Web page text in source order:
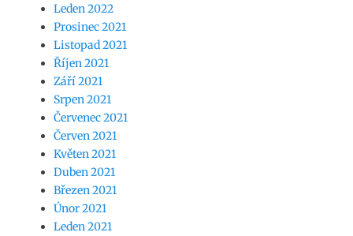
Leden 2022
Prosinec 2021
Listopad 2021
Říjen 2021
Září 2021
Srpen 2021
Červenec 2021
Červen 2021
Květen 2021
Duben 2021
Březen 2021
Únor 2021
Leden 2021